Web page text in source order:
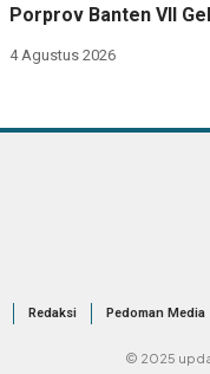
Porprov Banten VII
4 Agustus 2026
Redaksi Pedoman Media
© 2025